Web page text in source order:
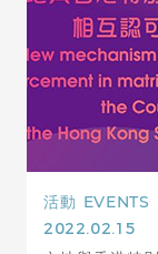
活動 EVENTS
2022.02.15